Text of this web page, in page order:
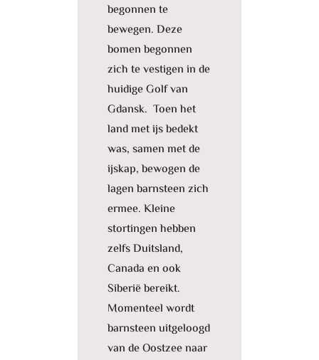
begonnen te
bewegen. Deze
bomen begonnen
zich te vestigen in de
huidige Golf van
Gdansk. Toen het
land met ijs bedekt
was, samen met de
ijskap, bewogen de
lagen barnsteen zich
ermee. Kleine
stortingen hebben
zelfs Duitsland,
Canada en ook
Siberië bereikt.
Momenteel wordt
barnsteen uitgeloogd
van de Oostzee naar